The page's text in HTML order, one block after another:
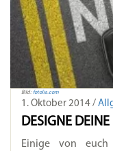
Bild: fotolia.com
1. Oktober 2014 /
DESIGNE
Einige von